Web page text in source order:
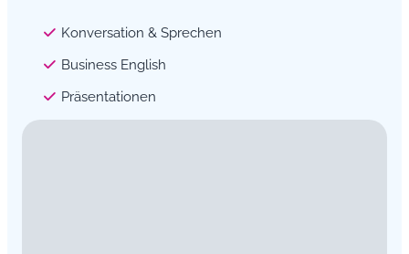
Konversation & Sprechen
Business English
Präsentationen